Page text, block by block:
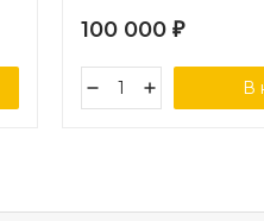
100 000 ₽
В